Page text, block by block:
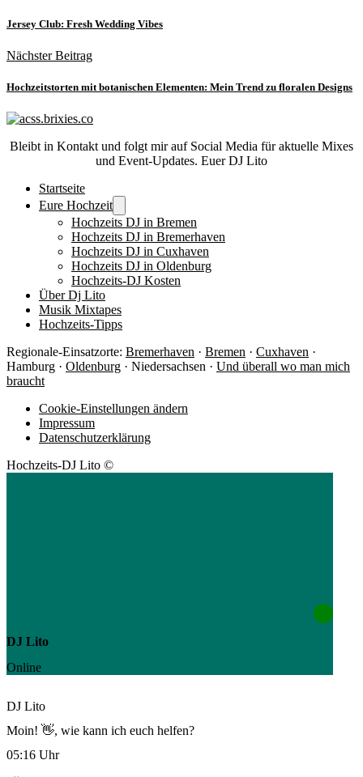
Jersey Club: Fresh Wedding Vibes
Nächster Beitrag
Hochzeitstorten mit botanischen Elementen: Mein Trend zu floralen Designs
Bleibt in Kontakt und folgt mir auf Social Media für aktuelle Mixes
und Event-Updates. Euer DJ Lito
Startseite
Eure Hochzeit
Hochzeits DJ in Bremen
Hochzeits DJ in Bremerhaven
Hochzeits DJ in Cuxhaven
Hochzeits DJ in Oldenburg
Hochzeits-DJ Kosten
Über Dj Lito
Musik Mixtapes
Hochzeits-Tipps
Regionale-Einsatzorte: Bremerhaven · Bremen · Cuxhaven ·
Hamburg · Oldenburg · Niedersachsen · Und überall wo man mich
braucht
Cookie-Einstellungen ändern
Impressum
Datenschutzerklärung
Hochzeits-DJ Lito ©
DJ Lito
Online
DJ Lito
Moin! 👋, wie kann ich euch helfen?
05:16 Uhr